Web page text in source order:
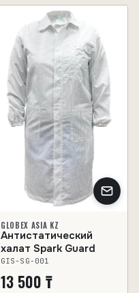
GLOBEX ASIA KZ
Антистатический
халат Spark Guard
GIS-SG-001
13 500 ₸